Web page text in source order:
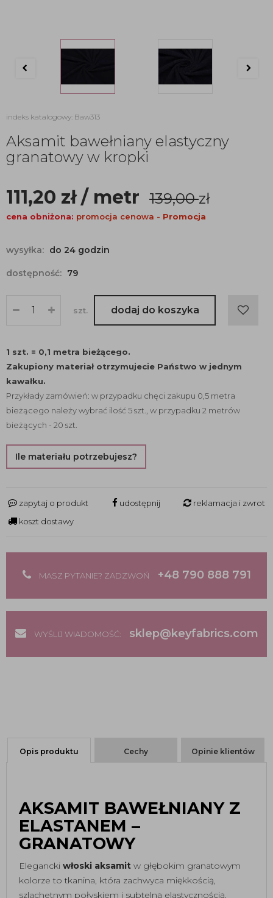
indeks katalogowy: Baw313
Aksamit bawełniany elastyczny
granatowy w kropki
111,20 zł/ metr 139,00zł
cena obniżona: promocja cenowa - Promocja
wysyłka: do 24 godzin
dostępność: 79
szt. dodaj do koszyka
1 szt. = 0,1 metra bieżącego.
Zakupiony materiał otrzymujecie Państwo w jednym
kawałku.
Przykłady zamówień: w przypadku chęci zakupu 0,5 metra
bieżącego należy wybrać ilość 5 szt., w przypadku 2 metrów
bieżących - 20 szt.
Ile materiału potrzebujesz?
zapytaj o produkt udostępnij
reklamacja i zwrot
koszt dostawy
MASZ PYTANIE? ZADZWOŃ +48 790 888 791
WYŚLIJ WIADOMOŚĆ: sklep@keyfabrics.com
Opis produktu Cechy Opinie klientów
AKSAMIT BAWEŁNIANY Z
ELASTANEM –
GRANATOWY
Elegancki włoski aksamit w głębokim granatowym
kolorze to tkanina, która zachwyca miękkością,
szlachetnym połyskiem i subtelną elastycznością.